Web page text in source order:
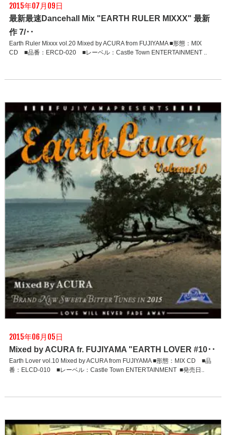
2015年07月09日
最新最速Dancehall Mix "EARTH RULER MIXXX" 最新
作 7/･･
Earth Ruler Mixxx vol.20 Mixed by ACURA from FUJIYAMA ■形態：MIX
CD ■品番：ERCD-020 ■レーベル：Castle Town ENTERTAINMENT ..
2015年06月05日
Mixed by ACURA fr. FUJIYAMA "EARTH LOVER #10･･
Earth Lover vol.10 Mixed by ACURA from FUJIYAMA ■形態：MIX CD ■品
番：ELCD-010 ■レーベル：Castle Town ENTERTAINMENT ■発売日..